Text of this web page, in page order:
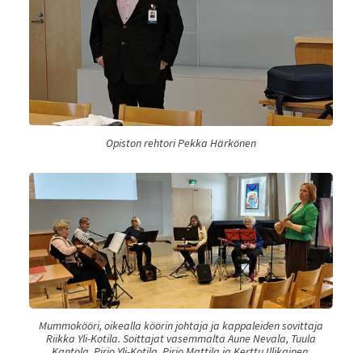
Opiston rehtori Pekka Härkönen
Mummokööri, oikealla köörin johtaja ja kappaleiden sovittaja
Riikka Yli-Kotila. Soittajat vasemmalta Aune Nevala, Tuula